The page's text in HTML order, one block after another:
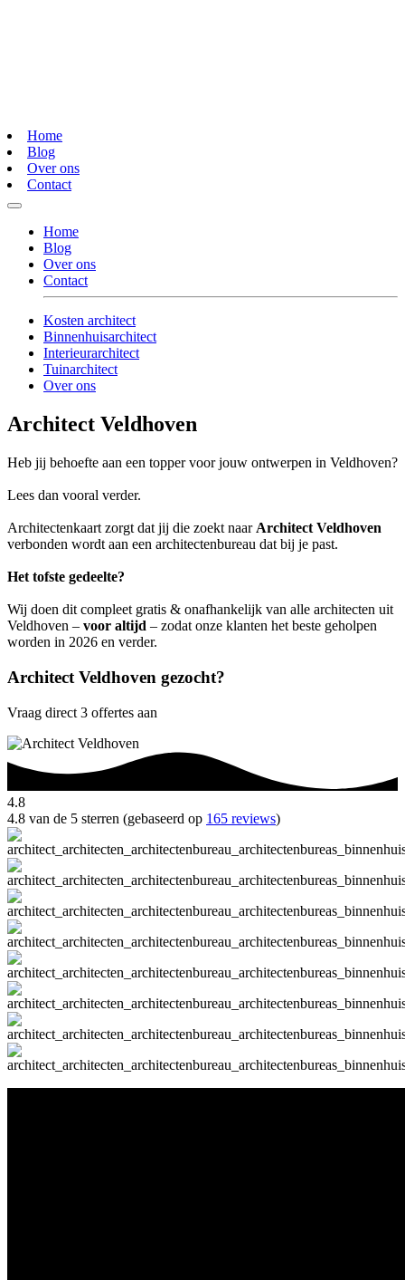
Home
Blog
Over ons
Contact
Home
Blog
Over ons
Contact
Kosten architect
Binnenhuisarchitect
Interieurarchitect
Tuinarchitect
Over ons
Architect Veldhoven
Heb jij behoefte aan een topper voor jouw ontwerpen in Veldhoven?
Lees dan vooral verder.
Architectenkaart zorgt dat jij die zoekt naar Architect Veldhoven
verbonden wordt aan een architectenbureau dat bij je past.
Het tofste gedeelte?
Wij doen dit compleet gratis & onafhankelijk van alle architecten uit
Veldhoven – voor altijd – zodat onze klanten het beste geholpen
worden in 2026 en verder.
Architect Veldhoven gezocht?
Vraag direct 3 offertes aan
4.8
4.8 van de 5 sterren (gebaseerd op 165 reviews)